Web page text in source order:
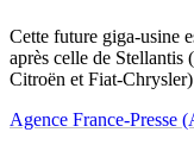
Cette future giga-usine
après celle de Stellantis
Citroën et Fiat-
Agence France-Presse